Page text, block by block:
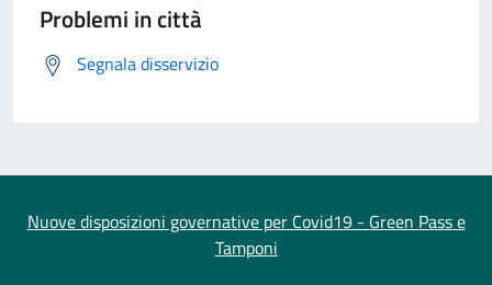
Problemi in città
Segnala disservizio
Nuove disposizioni governative per Covid19 - Green Pass e
Tamponi